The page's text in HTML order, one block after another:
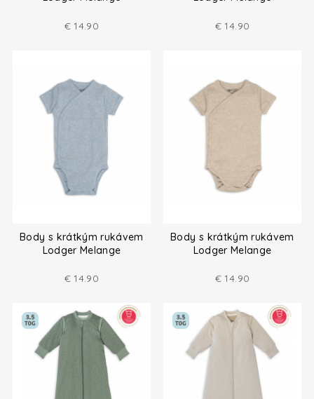
€ 14.90 € 14.90
Body s krátkým rukávem
Lodger Melange
€ 14.90
Body s krátkým rukávem
Lodger Melange
€ 14.90